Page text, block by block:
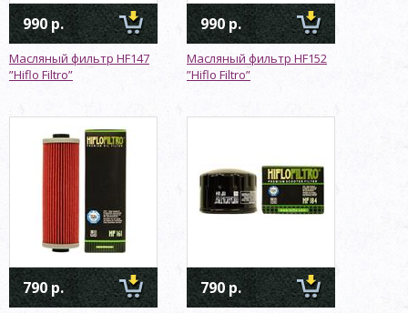
990 р.
Масляный фильтр HF147
”Hiflo Filtro”
990 р.
Масляный фильтр HF152
”Hiflo Filtro”
790 р. 790 р.